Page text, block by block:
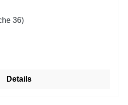
36)
Details